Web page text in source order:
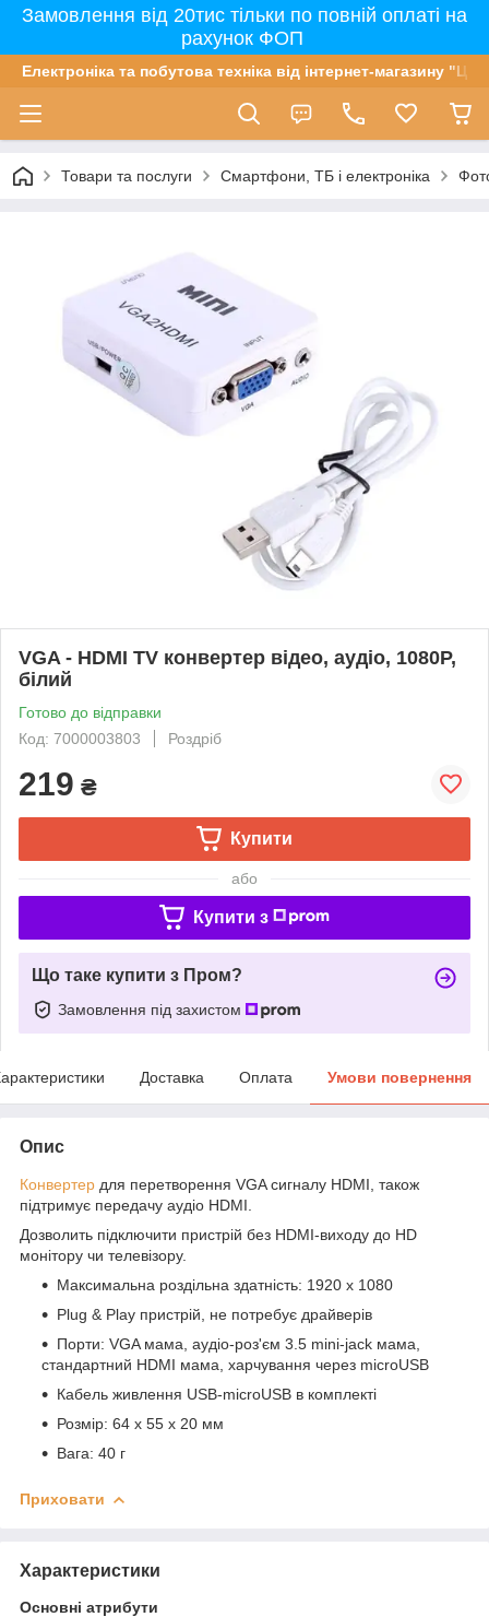
Замовлення від 20тис тільки по повній оплаті на
рахунок ФОП
Електроніка та побутова техніка від інтернет-магазину
Товари та послуги Смартфони, ТБ і електроніка
VGA - HDMI TV конвертер відео, аудіо, 1080P,
білий
Готово до відправки
Код: 7000003803
Роздріб
219 ₴
Купити
або
Купити з
Що таке купити з Пром?
Замовлення під захистом
Доставка Оплата Умови повернення
Опис
Конвертер для перетворення VGA сигналу HDMI, також
підтримує передачу аудіо HDMI.
Дозволить підключити пристрій без HDMI-виходу до HD
монітору чи телевізору.
Максимальна роздільна здатність: 1920 х 1080
Plug & Play пристрій, не потребує драйверів
Порти: VGA мама, аудіо-роз'єм 3.5 mini-jack мама,
стандартний HDMI мама, харчування через microUSB
Кабель живлення USB-microUSB в комплекті
Розмір: 64 x 55 x 20 мм
Вага: 40 г
Приховати
Характеристики
Основні атрибути